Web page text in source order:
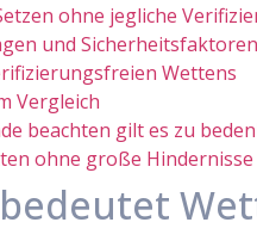
ohne jegliche
und Sicherheitsfaktoren
Wettens
Vergleich
beachten gilt es zu
ohne große Hindernisse